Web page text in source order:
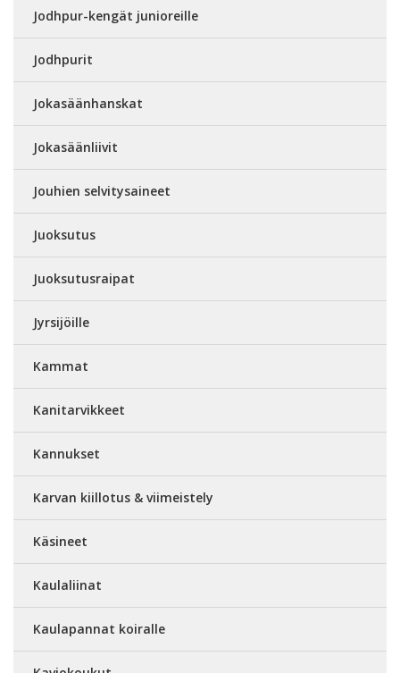
Jodhpur-kengät junioreille
Jodhpurit
Jokasäänhanskat
Jokasäänliivit
Jouhien selvitysaineet
Juoksutus
Juoksutusraipat
Jyrsijöille
Kammat
Kanitarvikkeet
Kannukset
Karvan kiillotus & viimeistely
Käsineet
Kaulaliinat
Kaulapannat koiralle